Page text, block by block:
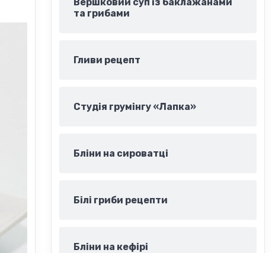
та грибами
Гливи рецепт
Студія грумінгу «Лапка»
Бліни на сироватці
Білі гриби рецепти
Бліни на кефірі